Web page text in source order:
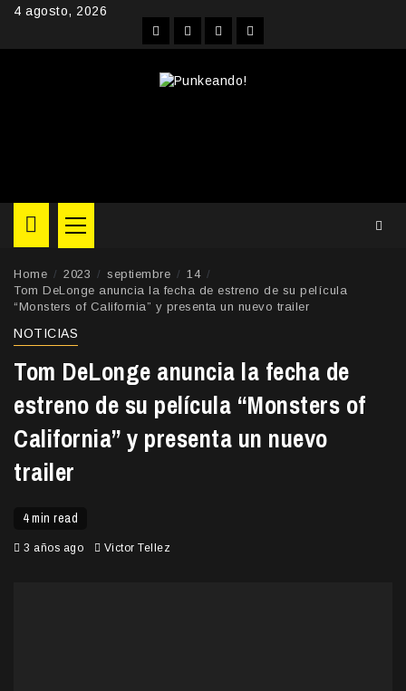
Skip4 agosto, 2026
FacebookInstagram
YouTubeTwitter
Primary
Menu
Home 2023 septiembre
14
Tom DeLonge anuncia la fecha de estreno de su película
“Monsters of California” y presenta un nuevo trailer
NOTICIAS
Tom DeLonge anuncia la fecha de
estreno de su película “Monsters of
California” y presenta un nuevo
trailer
4 min read
3 años ago Victor Tellez